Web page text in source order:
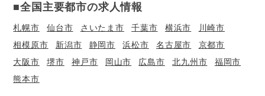
■全国主要都市の求人情報
札幌市 仙台市 さいたま市 千葉市 横浜市
川崎市
相模原市
新潟市 静岡市 浜松市 名古屋市
京都市
大阪市
堺市 神戸市 岡山市 広島市 北九州市
福岡市
熊本市